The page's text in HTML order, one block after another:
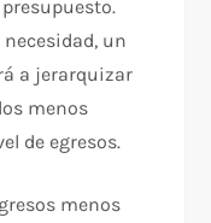
un
a jerarquizar
menos
de egresos.
menos